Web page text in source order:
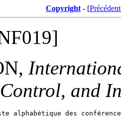
Copyright- [
and